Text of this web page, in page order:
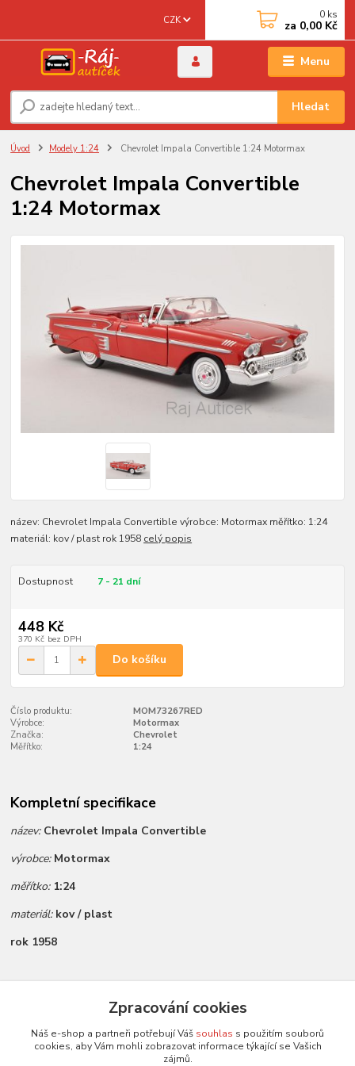
Menu
CZK
Hledat
0 ks
za 0,00 Kč
Úvod Modely 1:24 Chevrolet Impala Convertible 1:24 Motormax
Chevrolet Impala Convertible
1:24 Motormax
název: Chevrolet Impala Convertible výrobce: Motormax měřítko: 1:24
materiál: kov / plast rok 1958 celý popis
Dostupnost 7 - 21 dní
448 Kč
370 Kč bez DPH
Do košíku
Číslo produktu:
MOM73267RED
Výrobce:
Motormax
Značka:
Chevrolet
Měřítko:
1:24
Kompletní specifikace
název: Chevrolet Impala Convertible
výrobce: Motormax
měřítko: 1:24
materiál: kov / plast
rok 1958
Zboží zařazeno v kategoriích
Všechny modely
Modely 1:24
Zpracování cookies
Náš e-shop a partneři potřebují Váš souhlas s použitím souborů
cookies, aby Vám mohli zobrazovat informace týkající se Vašich
zájmů.